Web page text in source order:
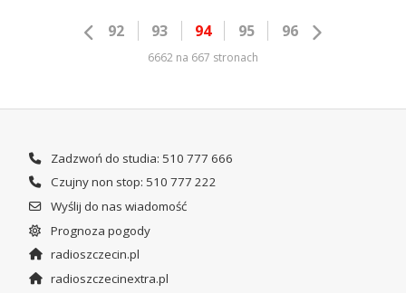
92 93 94 95 96
6662 na 667 stronach
Zadzwoń do studia: 510 777 666
Czujny non stop: 510 777 222
Wyślij do nas wiadomość
Prognoza pogody
radioszczecin.pl
radioszczecinextra.pl